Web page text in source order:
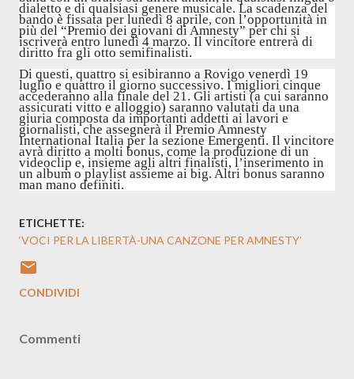
dialetto e di qualsiasi genere musicale. La scadenza del
bando è fissata per lunedì 8 aprile, con l’opportunità in
più del “Premio dei giovani di Amnesty” per chi si
iscriverà entro lunedì 4 marzo. Il vincitore entrerà di
diritto fra gli otto semifinalisti.
Di questi, quattro si esibiranno a Rovigo venerdì 19
luglio e quattro il giorno successivo. I migliori cinque
accederanno alla finale del 21. Gli artisti (a cui saranno
assicurati vitto e alloggio) saranno valutati da una
giuria composta da importanti addetti ai lavori e
giornalisti, che assegnerà il Premio Amnesty
International Italia per la sezione Emergenti. Il vincitore
avrà diritto a molti bonus, come la produzione di un
videoclip e, insieme agli altri finalisti, l’inserimento in
un album o playlist assieme ai big. Altri bonus saranno
man mano definiti.
ETICHETTE:
‘VOCI PER LA LIBERTÀ-UNA CANZONE PER AMNESTY’
CONDIVIDI
Commenti